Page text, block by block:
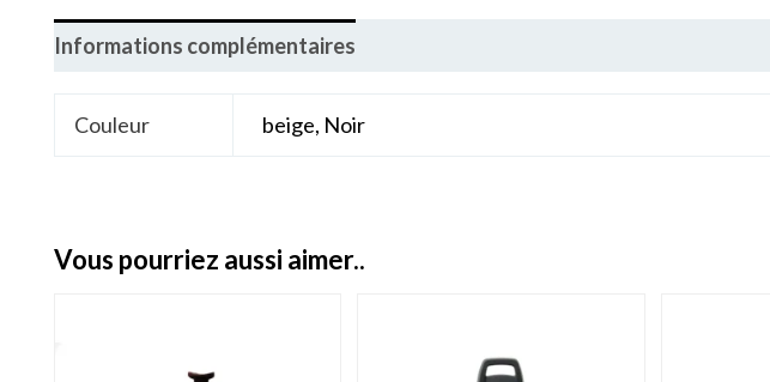
Informations complémentaires
Couleur beige, Noir
vous pourriez aussi aimer..